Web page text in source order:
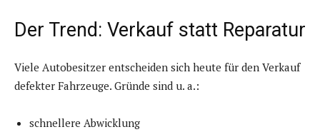
Der Trend: Verkauf statt Reparatur
Viele Autobesitzer entscheiden sich heute für den Verkauf
defekter Fahrzeuge. Gründe sind u. a.:
schnellere Abwicklung